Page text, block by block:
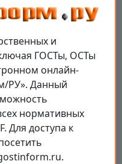
и
ГОСТы, ОСТы
онлайн-
РУ». Данный
нормативных
Для доступа к